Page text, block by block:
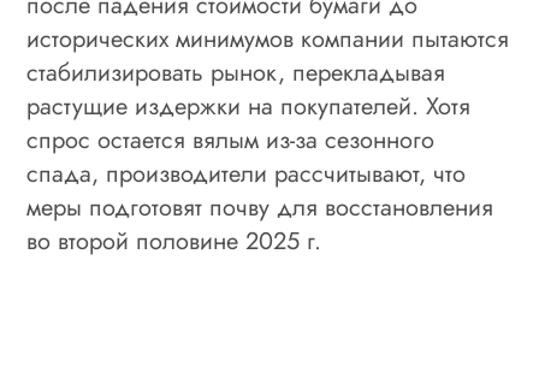
исторических минимумов компании пытаются
стабилизировать рынок, перекладывая
растущие издержки на покупателей. Хотя
спрос остается вялым из-за сезонного
спада, производители рассчитывают, что
меры подготовят почву для восстановления
во второй половине 2025 г.